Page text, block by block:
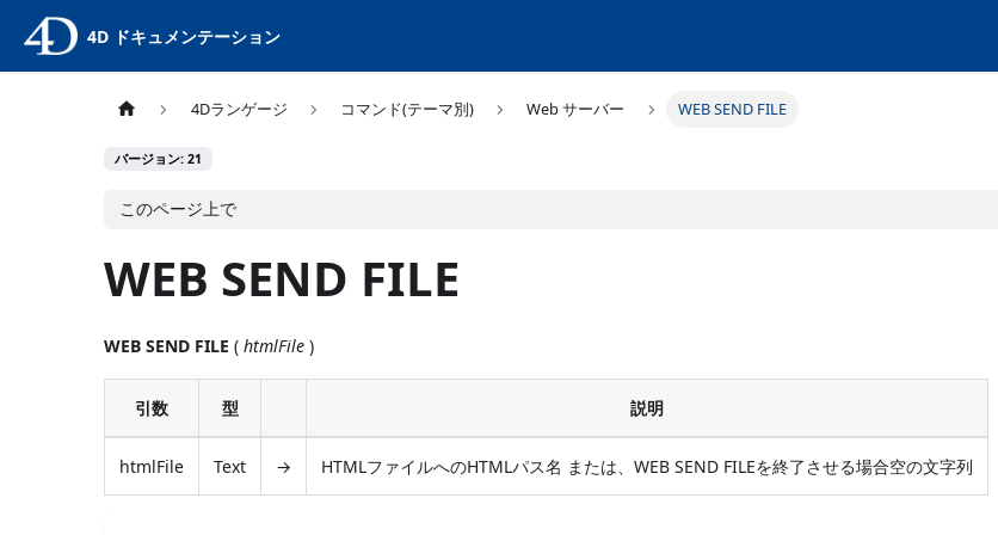
4D ドキュメンテーション
4Dランゲージ コマンド(テーマ別) Web サーバー WEB SEND FILE
バージョン: 21
このページ上で
WEB SEND FILE
WEB SEND FILE (htmlFile )
引数 型 説明
htmlFile Text → HTMLファイルへのHTMLパス名 または、WEB SEND FILEを終了させる場合空の文字列